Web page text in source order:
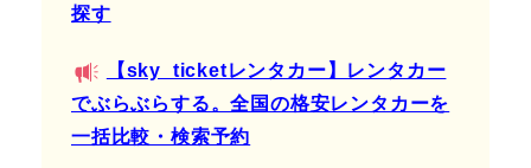
探す
【sky_ticketレンタカー】レンタカー
でぶらぶらする。全国の格安レンタカーを
一括比較・検索予約